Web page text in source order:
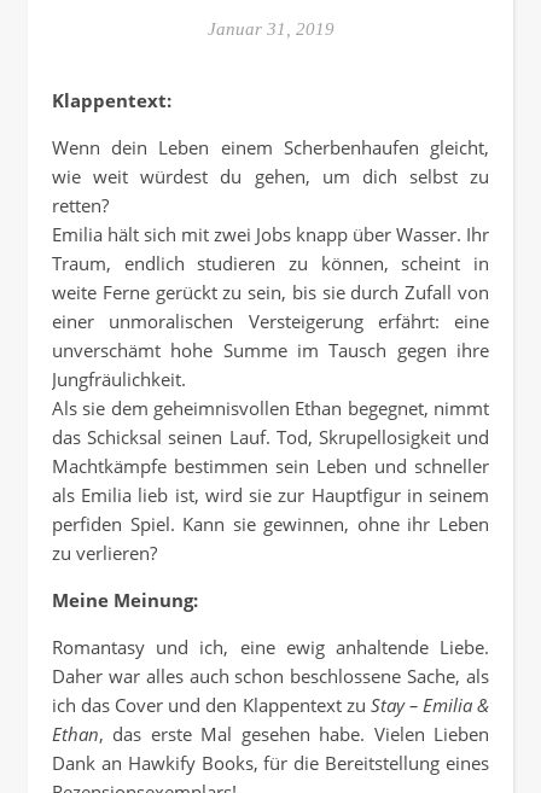
Januar 31, 2019
Klappentext:
Wenn dein Leben einem Scherbenhaufen gleicht,
wie weit würdest du gehen, um dich selbst zu
retten?
Emilia hält sich mit zwei Jobs knapp über Wasser. Ihr
Traum, endlich studieren zu können, scheint in
weite Ferne gerückt zu sein, bis sie durch Zufall von
einer unmoralischen Versteigerung erfährt: eine
unverschämt hohe Summe im Tausch gegen ihre
Jungfräulichkeit.
Als sie dem geheimnisvollen Ethan begegnet, nimmt
das Schicksal seinen Lauf. Tod, Skrupellosigkeit und
Machtkämpfe bestimmen sein Leben und schneller
als Emilia lieb ist, wird sie zur Hauptfigur in seinem
perfiden Spiel. Kann sie gewinnen, ohne ihr Leben
zu verlieren?
Meine Meinung:
Romantasy und ich, eine ewig anhaltende Liebe.
Daher war alles auch schon beschlossene Sache, als
ich das Cover und den Klappentext zu Stay – Emilia &
Ethan, das erste Mal gesehen habe. Vielen Lieben
Dank an Hawkify Books, für die Bereitstellung eines